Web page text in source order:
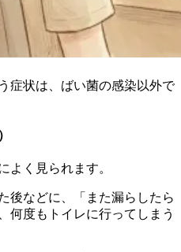
症状は、ばい菌の感染以外で
よく見られます。
後などに、「また漏らしたら
何度もトイレに行ってしまう